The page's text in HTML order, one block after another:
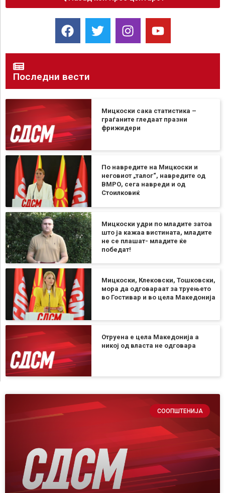
Последни вести
Мицкоски сака статистика –
граѓаните гледаат празни
фрижидери
По навредите на Мицкоски и
неговиот „талог“, навредите од
ВМРО, сега навреди и од
Стоилковиќ
Мицкоски удри по младите затоа
што ја кажаа вистината, младите
не се плашат- младите ќе
победат!
Мицкоски, Клековски, Тошковски,
мора да одговараат за труењето
во Гостивар и во цела Македонија
Отруена е цела Македонија а
никој од власта не одговара
СООПШТЕНИЈА